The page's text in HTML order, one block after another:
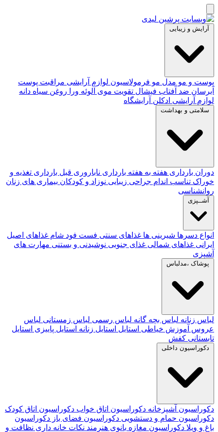
آرایش و زیبایی
پوست و مو مدل مو فرمولاسیون لوازم آرایشی مراقبت پوست
آبرسان ضد آفتاب فیشال تقویت موی آلوئه‌ ورا روغن سیاه دانه
لوازم آرایشی ادکلن آرایشگاه
سلامتی و بهداشت
دوران بارداری هفته به هفته بارداری ناباروری قبل بارداری تغذیه و
خوراک تناسب اندام جراحی زیبایی نوزاد و کودکان بیماری های زنان
روانشناسی
آشــپزی
انواع دسرها شیرینی ها غذاهای سنتی فست فود شام غذاهای اصیل
ایرانی غذاهای شمالی غذای جنوبی نوشیدنی و بستنی مهارت های
آشپزی
پوشاک ،مدلباس
لباس زنانه لباس بچه گانه لباس رسمی لباس زمستانی لباس
عروس آموزش خیاطی استایل استایل زنانه استایل پاییزی استایل
تابستانی کفش
دکوراسیون داخلی
دکوراسیون آشپزخانه دکوراسیون اتاق خواب دکوراسیون اتاق کودک
دکوراسیون حمام و دستشویی دکوراسیون فضای باز دکوراسیون
باغ و ویلا دکوراسیون مغازه بانوی هنرمند نکات خانه داری نظافت و